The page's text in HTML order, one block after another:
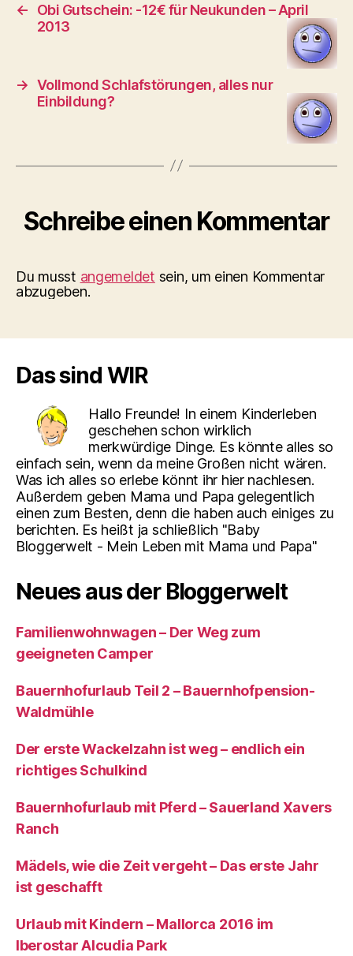
←
Obi Gutschein: -12€ für Neukunden – April
2013
→ Vollmond Schlafstörungen, alles nur
Einbildung?
Schreibe einen Kommentar
Du musst angemeldet sein, um einen Kommentar
abzugeben.
Das sind WIR
Hallo Freunde! In einem Kinderleben
geschehen schon wirklich
merkwürdige Dinge. Es könnte alles so
einfach sein, wenn da meine Großen nicht wären.
Was ich alles so erlebe könnt ihr hier nachlesen.
Außerdem geben Mama und Papa gelegentlich
einen zum Besten, denn die haben auch einiges zu
berichten. Es heißt ja schließlich "Baby
Bloggerwelt - Mein Leben mit Mama und Papa"
Neues aus der Bloggerwelt
Familienwohnwagen – Der Weg zum
geeigneten Camper
Bauernhofurlaub Teil 2 – Bauernhofpension-
Waldmühle
Der erste Wackelzahn ist weg – endlich ein
richtiges Schulkind
Bauernhofurlaub mit Pferd – Sauerland Xavers
Ranch
Mädels, wie die Zeit vergeht – Das erste Jahr
ist geschafft
Urlaub mit Kindern – Mallorca 2016 im
Iberostar Alcudia Park